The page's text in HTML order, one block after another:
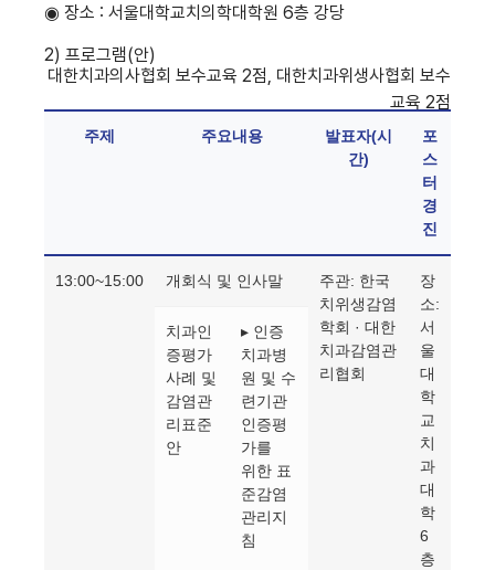
◉ 장소 : 서울대학교치의학대학원 6층 강당
2) 프로그램(안)
대한치과의사협회 보수교육 2점, 대한치과위생사협회 보수
교육 2점
주제 주요내용
발표자(시
간)
포
스
터
경
진
13:00~15:00 개회식 및 인사말
주관: 한국
치위생감염
학회 · 대한
치과감염관
리협회
장
소:
서
울
대
학
교
치
과
대
학
6
층
치과인
증평가
사례 및
감염관
리표준
안
▸ 인증
치과병
원 및 수
련기관
인증평
가를
위한 표
준감염
관리지
침